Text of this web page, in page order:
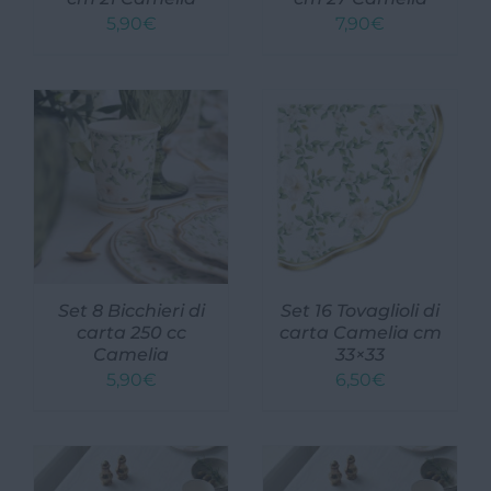
5,90€
7,90€
Set 8 Bicchieri di
carta 250 cc
Camelia
5,90€
Set 16 Tovaglioli di
carta Camelia cm
33×33
6,50€